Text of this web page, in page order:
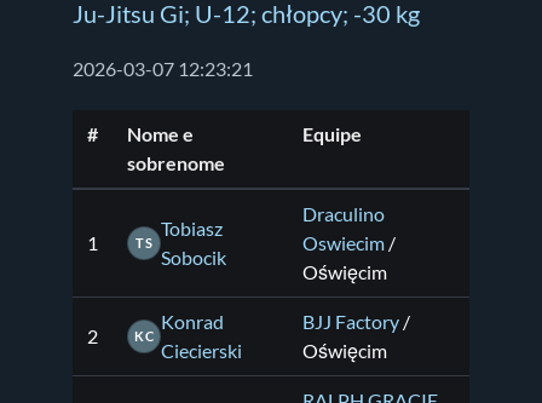
Ju-Jitsu Gi; U-12; chłopcy; -30 kg
2026-03-07 12:23:21
#
Nome e
sobrenome
Equipe
1 TS
Tobiasz
Sobocik
Draculino
Oswiecim /
Oświęcim
2 KC
Konrad
Ciecierski
BJJ Factory /
Oświęcim